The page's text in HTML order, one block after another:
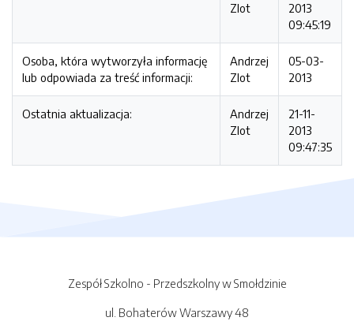
Zlot
2013
09:45:19
Osoba, która wytworzyła informację
lub odpowiada za treść informacji:
Andrzej
Zlot
05-03-
2013
Ostatnia aktualizacja:
Andrzej
Zlot
21-11-
2013
09:47:35
Zespół Szkolno - Przedszkolny w Smołdzinie
ul. Bohaterów Warszawy 48